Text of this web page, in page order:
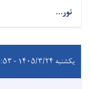
نور...
یکشنبه ۱۴۰۵/۳/۲۴ - ۱۱:۵۳